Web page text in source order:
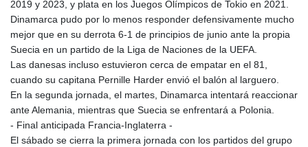
LYD 7.331909
MAD 10.743067
MDL 20.044751
MGA
4918.938878
MKD 61.524236
MMK
2427.363841
MNT
2019 y 2023, y plata en los Juegos Olímpicos de Tokio en 2021.
Dinamarca pudo por lo menos responder defensivamente mucho
mejor que en su derrota 6-1 de principios de junio ante la propia
Suecia en un partido de la Liga de Naciones de la UEFA.
Las danesas incluso estuvieron cerca de empatar en el 81,
cuando su capitana Pernille Harder envió el balón al larguero.
En la segunda jornada, el martes, Dinamarca intentará reaccionar
ante Alemania, mientras que Suecia se enfrentará a Polonia.
- Final anticipada Francia-Inglaterra -
El sábado se cierra la primera jornada con los partidos del grupo